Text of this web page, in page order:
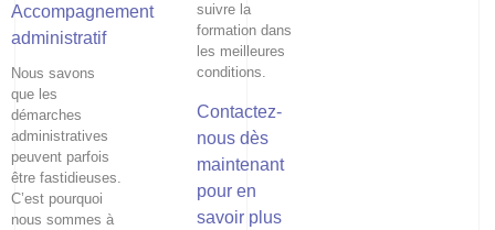
Accompagnement
administratif
Nous savons
que les
démarches
administratives
peuvent parfois
être fastidieuses.
C’est pourquoi
nous sommes à
suivre la
formation dans
les meilleures
conditions.
Contactez-
nous dès
maintenant
pour en
savoir plus